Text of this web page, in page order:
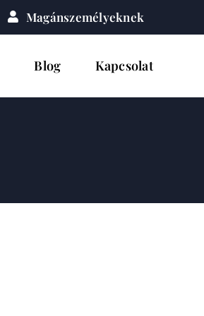
Magánszemélyeknek
Blog Kapcsolat